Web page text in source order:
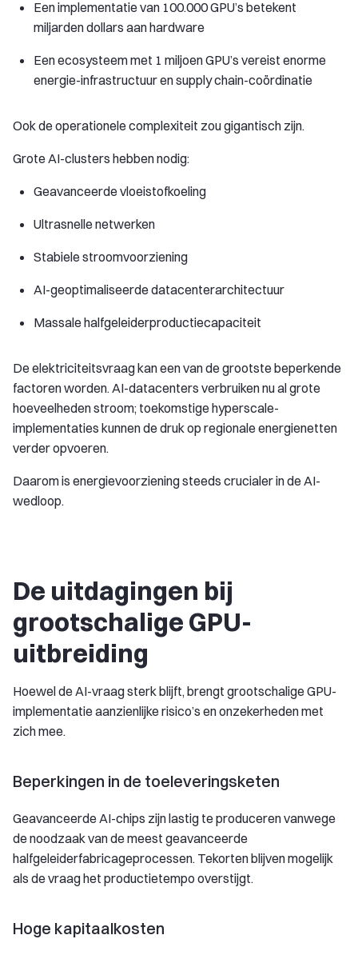
Een implementatie van 100.000 GPU’s betekent
miljarden dollars aan hardware
Een ecosysteem met 1 miljoen GPU’s vereist enorme
energie-infrastructuur en supply chain-coördinatie
Ook de operationele complexiteit zou gigantisch zijn.
Grote AI-clusters hebben nodig:
Geavanceerde vloeistofkoeling
Ultrasnelle netwerken
Stabiele stroomvoorziening
AI-geoptimaliseerde datacenterarchitectuur
Massale halfgeleiderproductiecapaciteit
De elektriciteitsvraag kan een van de grootste beperkende
factoren worden. AI-datacenters verbruiken nu al grote
hoeveelheden stroom; toekomstige hyperscale-
implementaties kunnen de druk op regionale energienetten
verder opvoeren.
Daarom is energievoorziening steeds crucialer in de AI-
wedloop.
De uitdagingen bij
grootschalige GPU-
uitbreiding
Hoewel de AI-vraag sterk blijft, brengt grootschalige GPU-
implementatie aanzienlijke risico’s en onzekerheden met
zich mee.
Beperkingen in de toeleveringsketen
Geavanceerde AI-chips zijn lastig te produceren vanwege
de noodzaak van de meest geavanceerde
halfgeleiderfabricageprocessen. Tekorten blijven mogelijk
als de vraag het productietempo overstijgt.
Hoge kapitaalkosten